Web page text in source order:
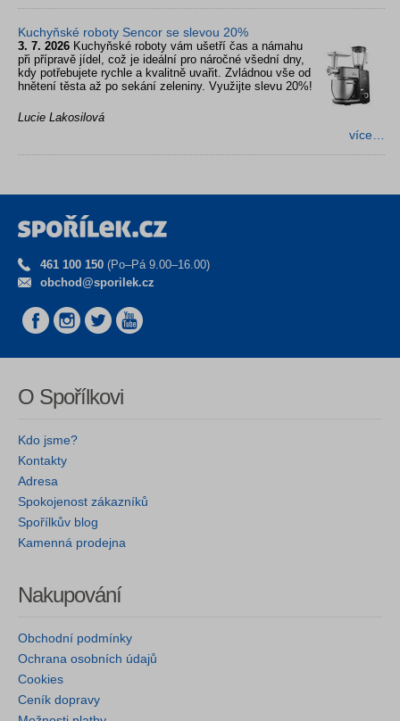
Kuchyňské roboty Sencor se slevou 20%
3. 7. 2026 Kuchyňské roboty vám ušetří čas a námahu
při přípravě jídel, což je ideální pro náročné všední dny,
kdy potřebujete rychle a kvalitně uvařit. Zvládnou vše od
hnětení těsta až po sekání zeleniny. Využijte slevu 20%!
Lucie Lakosilová
více…
461 100 150 (Po–Pá 9.00–16.00)
obchod@sporilek.cz
O Spořílkovi
Kdo jsme?
Kontakty
Adresa
Spokojenost zákazníků
Spořílkův blog
Kamenná prodejna
Nakupování
Obchodní podmínky
Ochrana osobních údajů
Cookies
Ceník dopravy